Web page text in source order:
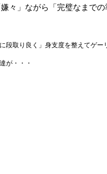
々」ながら「完璧なまで
段取り良く」身支度を整えてゲー
が・・・